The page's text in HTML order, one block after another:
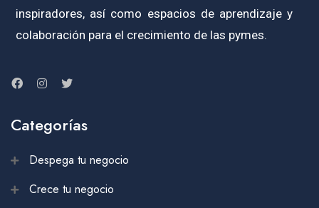
inspiradores, así como espacios de aprendizaje y
colaboración para el crecimiento de las pymes.
Categorías
Despega tu negocio
Crece tu negocio